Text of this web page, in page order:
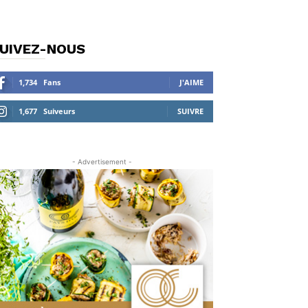
NOUS
1,734 Fans J'AIME
1,677 Suiveurs SUIVRE
- Advertisement -